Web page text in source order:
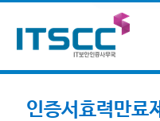
인증서효력만료